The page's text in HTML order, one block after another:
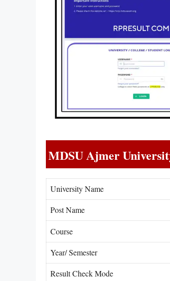
MDSU Ajmer
University Name
Post Name
Course
Year/ Semester
Result Check Mode